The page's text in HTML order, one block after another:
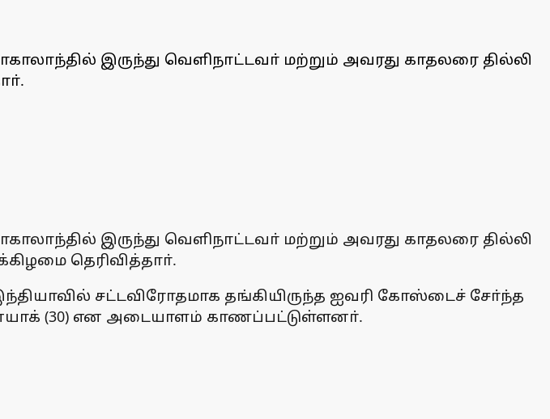
இருந்து வெளிநாட்டவா் மற்றும் அவரது காதலரை தில்லி
இருந்து வெளிநாட்டவா் மற்றும் அவரது காதலரை தில்லி
தெரிவித்தாா்.
சட்டவிரோதமாக தங்கியிருந்த ஐவரி கோஸ்டைச் சோ்ந்த
(30) என அடையாளம் காணப்பட்டுள்ளனா்.